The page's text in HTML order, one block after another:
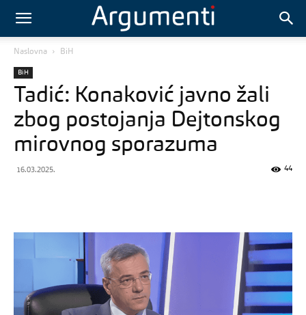
Naslovna BiH
BiH
Tadić: Konaković javno žali
zbog postojanja Dejtonskog
mirovnog sporazuma
16.03.2025. 44